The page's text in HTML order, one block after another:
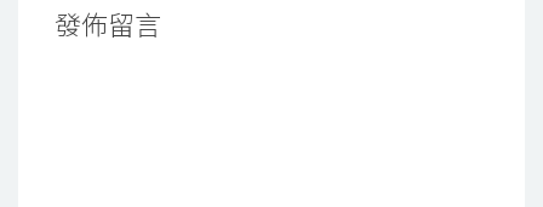
發佈留言